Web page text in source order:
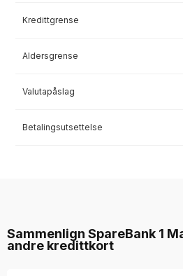
Kredittgrense
Aldersgrense
Valutapåslag
Betalingsutsettelse
Sammenlign SpareBank 1
andre kredittkort